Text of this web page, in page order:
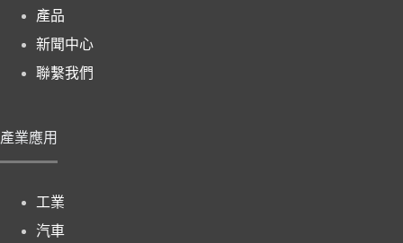
產品
新聞中心
聯繫我們
產業應用
工業
汽車